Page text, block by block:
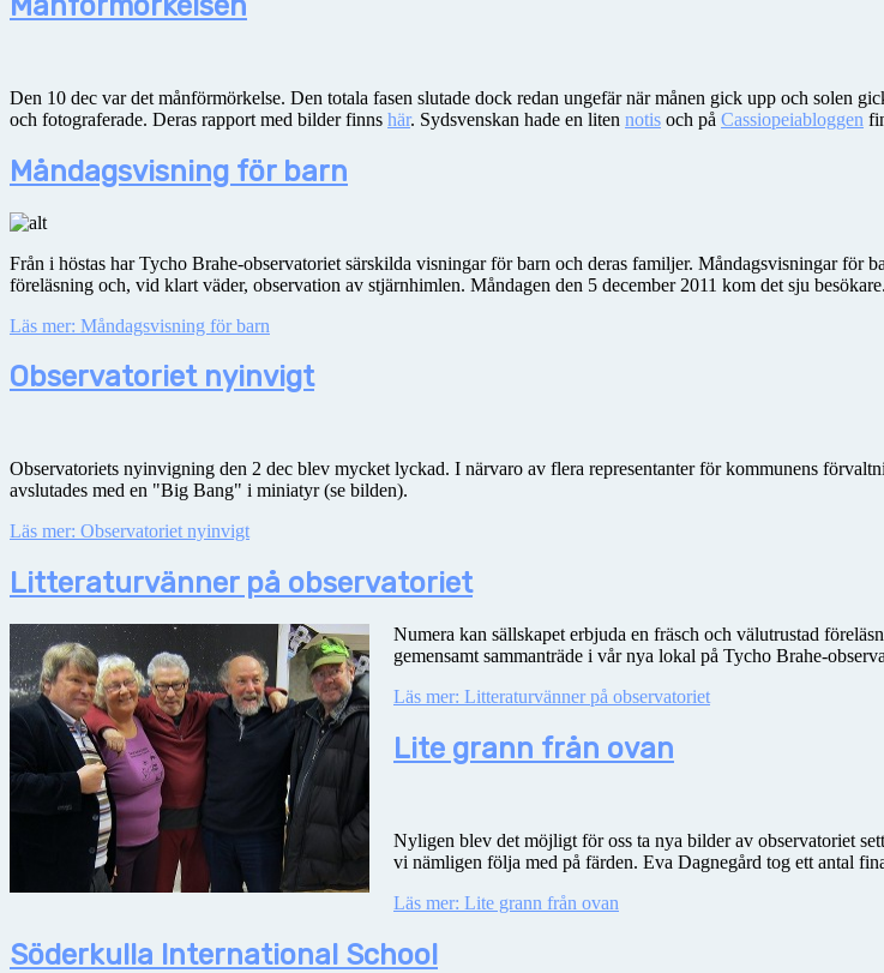
Den 10 dec var det månförmörkelse. Den totala fasen slutade dock redan ungefär när månen gick upp och solen
och fotograferade. Deras rapport med bilder finns här. Sydsvenskan hade en liten notis och på Cassiopeiabloggen
Måndagsvisning för barn
Från i höstas har Tycho Brahe-observatoriet särskilda visningar för barn och deras familjer. Måndagsvisningar för
föreläsning och, vid klart väder, observation av stjärnhimlen. Måndagen den 5 december 2011 kom det sju besökare.
Läs mer: Måndagsvisning för barn
Observatoriet nyinvigt
Observatoriets nyinvigning den 2 dec blev mycket lyckad. I närvaro av flera representanter för kommunens
avslutades med en "Big Bang" i miniatyr (se bilden).
Läs mer: Observatoriet nyinvigt
Litteraturvänner på observatoriet
Numera kan sällskapet erbjuda en fräsch och välutrustad
gemensamt sammanträde i vår nya lokal på Tycho Brahe-
Läs mer: Litteraturvänner på observatoriet
Lite grann från ovan
Nyligen blev det möjligt för oss ta nya bilder av observatoriet
vi nämligen följa med på färden. Eva Dagnegård tog ett antal
Läs mer: Lite grann från ovan
Söderkulla International School